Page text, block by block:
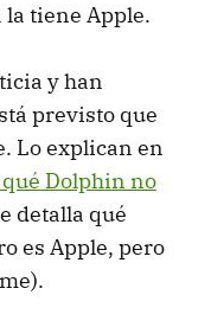
la tiene Apple.
y han
previsto que
Lo explican en
qué Dolphin no
detalla qué
es Apple, pero